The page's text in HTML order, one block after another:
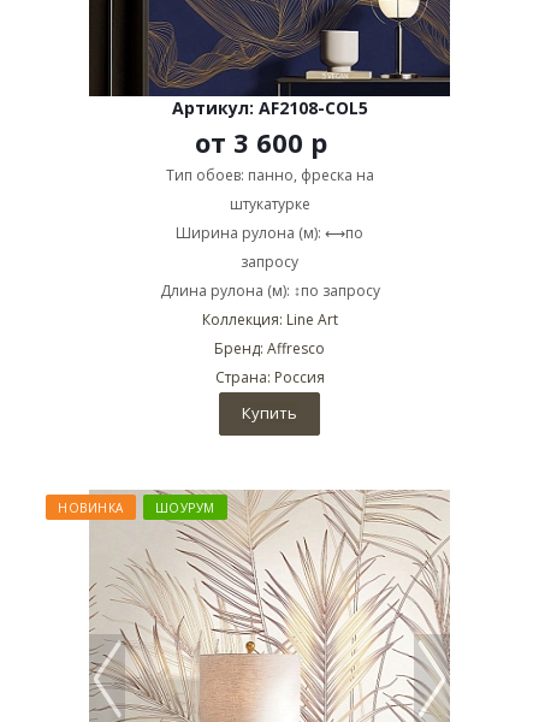
Артикул: AF2108-COL5
от 3 600 р
Тип обоев: панно, фреска на
штукатурке
Ширина рулона (м): ⟷по
запросу
Длина рулона (м): ↕по запросу
Коллекция: Line Art
Бренд: Affresco
Страна: Россия
Купить
НОВИНКА ШОУРУМ